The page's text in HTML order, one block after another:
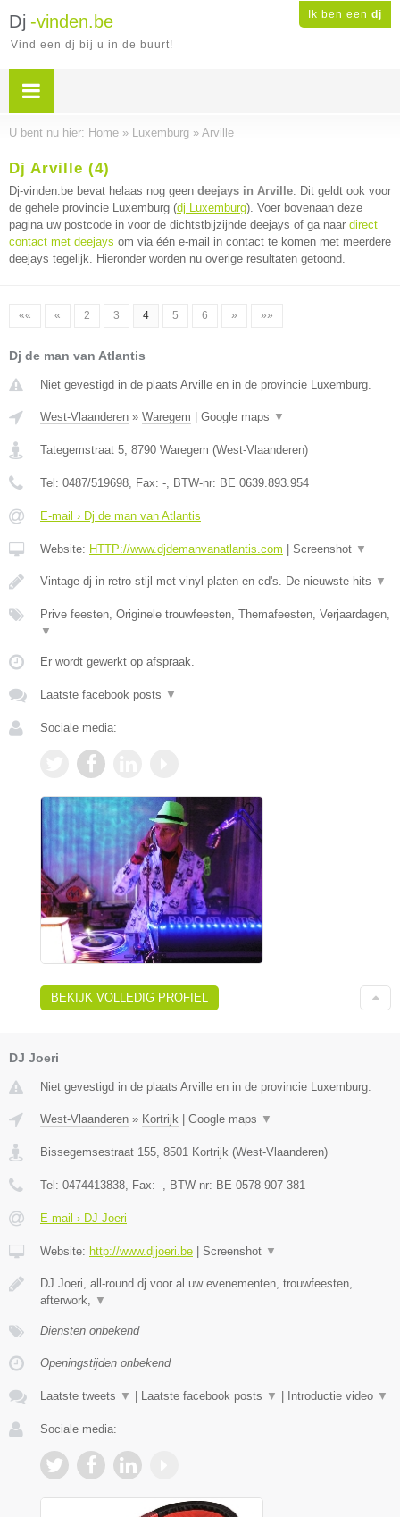
Ik ben een dj
Dj -vinden.be
Vind een dj bij u in de buurt!
U bent nu hier: Home » Luxemburg » Arville
Dj Arville (4)
Dj-vinden.be bevat helaas nog geen deejays in Arville. Dit geldt ook voor
de gehele provincie Luxemburg (dj Luxemburg). Voer bovenaan deze
pagina uw postcode in voor de dichtstbijzijnde deejays of ga naar direct
contact met deejays om via één e-mail in contact te komen met meerdere
deejays tegelijk. Hieronder worden nu overige resultaten getoond.
«« « 2 3 4 5 6 » »»
Dj de man van Atlantis
Niet gevestigd in de plaats Arville en in de provincie Luxemburg.
West-Vlaanderen » Waregem Google maps ▼
Tategemstraat 5, 8790 Waregem (West-Vlaanderen)
Tel: 0487/519698, Fax: -, BTW-nr: BE 0639.893.954
E-mail › Dj de man van Atlantis
Website: HTTP://www.djdemanvanatlantis.com Screenshot ▼
Vintage dj in retro stijl met vinyl platen en cd's. De nieuwste hits ▼
Prive feesten, Originele trouwfeesten, Themafeesten, Verjaardagen,
▼
Er wordt gewerkt op afspraak.
Laatste facebook posts ▼
Sociale media:
BEKIJK VOLLEDIG PROFIEL
DJ Joeri
Niet gevestigd in de plaats Arville en in de provincie Luxemburg.
West-Vlaanderen » Kortrijk | Google maps ▼
Bissegemsestraat 155 8501 Kortrijk (West-Vlaanderen)
Tel: 0474413838 , Fax: - , BTW-nr: BE 0578 907 381
E-mail › DJ Joeri
Website: http://www.djjoeri.be | Screenshot ▼
DJ Joeri, all-round dj voor al uw evenementen, trouwfeesten,
afterwork,
▼
Diensten onbekend
Openingstijden onbekend
Laatste tweets ▼ | Laatste facebook posts ▼ | Introductie video ▼
Sociale media: